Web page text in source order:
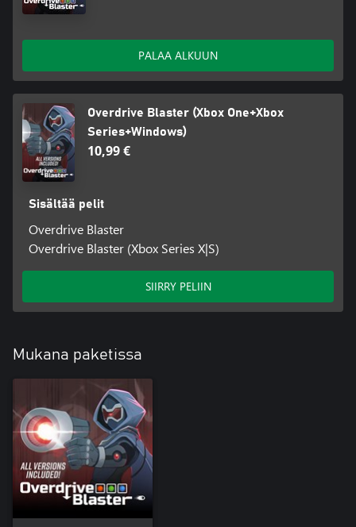
PALAA ALKUUN
Overdrive Blaster (Xbox One+Xbox
Series+Windows)
10,99 €
Sisältää pelit
Overdrive Blaster
Overdrive Blaster (Xbox Series X|S)
SIIRRY PELIIN
Mukana paketissa